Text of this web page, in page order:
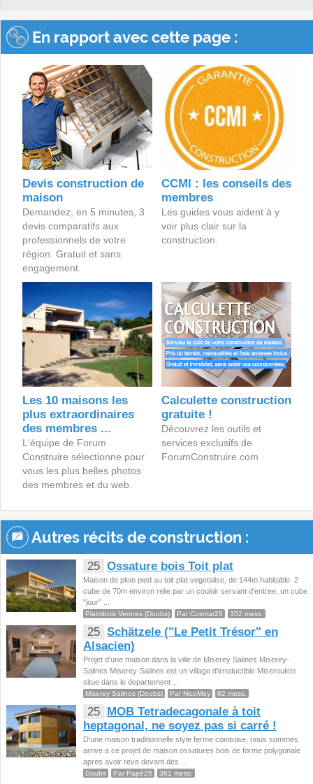
En rapport avec cette page :
Devis construction de
maison
Demandez, en 5 minutes, 3
devis comparatifs aux
professionnels de votre
région. Gratuit et sans
engagement.
CCMI : les conseils des
membres
Les guides vous aident à y
voir plus clair sur la
construction.
Les 10 maisons les
plus extraordinaires
des membres ...
L'équipe de Forum
Construire sélectionne pour
vous les plus belles photos
des membres et du web.
Calculette construction
gratuite !
Découvrez les outils et
services exclusifs de
ForumConstruire.com
Autres récits de construction :
25 Ossature bois Toit plat
Maison de plein pied au toit plat vegetalise, de 144m habitable. 2
cube de 70m environ relie par un couloir servant d'entree; un cube
"jour" ...
Plaimbois Vennes (Doubs) Par Cusmar25 352 mess.
25 Schätzele ("Le Petit Trésor" en
Alsacien)
Projet d'une maison dans la ville de Miserey Salines Miserey-
Salines Miserey-Salines est un village d'irreductible Miseroulets
situe dans le departement ...
Miserey Salines (Doubs) Par NicoMey 62 mess.
25
MOB Tetradecagonale à toit
heptagonal, ne soyez pas si carré !
D'une maison traditionnelle style ferme comtoise, nous sommes
arrive a ce projet de maison ossatures bois de forme polygonale
apres avoir reve devant des ...
Doubs Par Papé25 361 mess.